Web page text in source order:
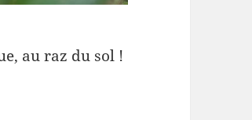
au raz du sol !